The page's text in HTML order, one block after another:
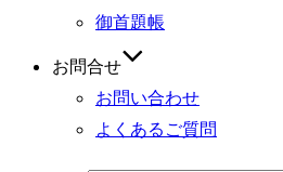
御首題帳
お問合せ
お問い合わせ
よくあるご質問